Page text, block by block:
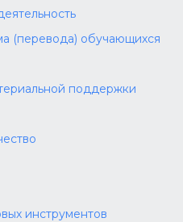
(перевода) обучающихся
поддержки
инструментов